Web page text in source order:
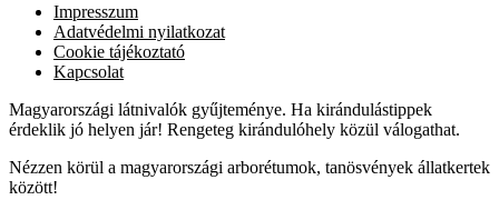
Impresszum
Adatvédelmi nyilatkozat
Cookie tájékoztató
Kapcsolat
Magyarországi látnivalók gyűjteménye. Ha kirándulástippek
érdeklik jó helyen jár! Rengeteg kirándulóhely közül válogathat.
Nézzen körül a magyarországi arborétumok, tanösvények állatkertek
között!